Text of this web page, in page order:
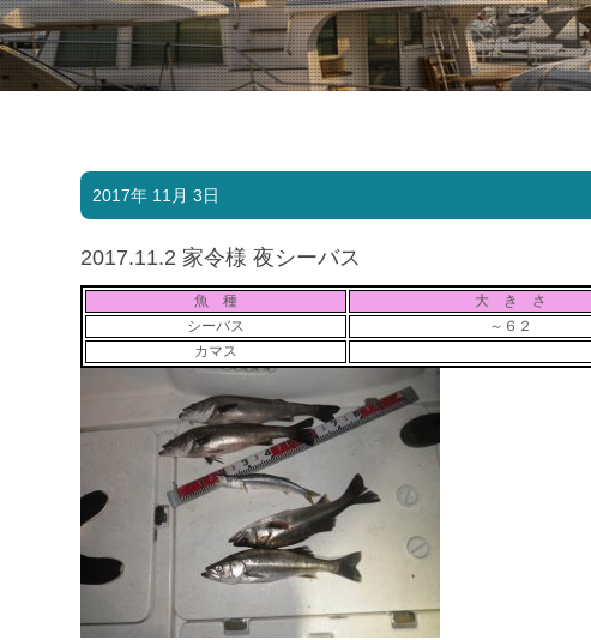
2017年 11月 3日
2017.11.2 家令様 夜シーバス
魚 種 大 き さ
シーバス
～６２
カマス